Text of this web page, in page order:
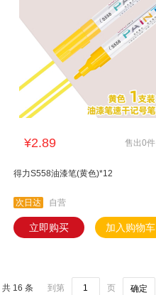
¥2.89 售出0件
得力S558油漆笔(黄色)*12
次日达 自营
立即购买 加入购物车
共 16 条 到第 页 确定